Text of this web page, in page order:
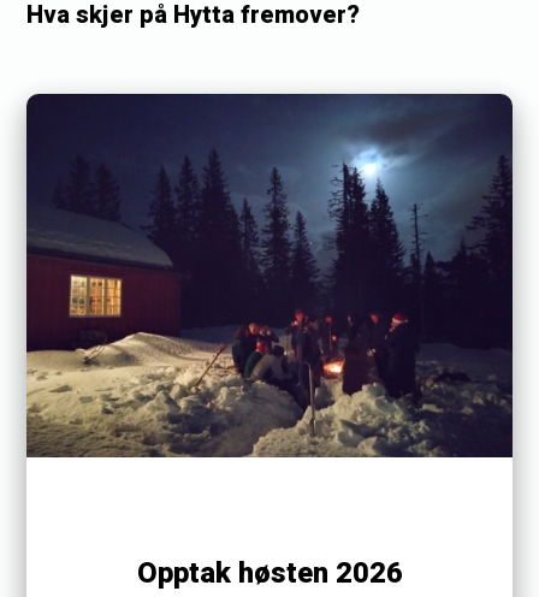
Hva skjer på Hytta fremover?
Opptak høsten 2026